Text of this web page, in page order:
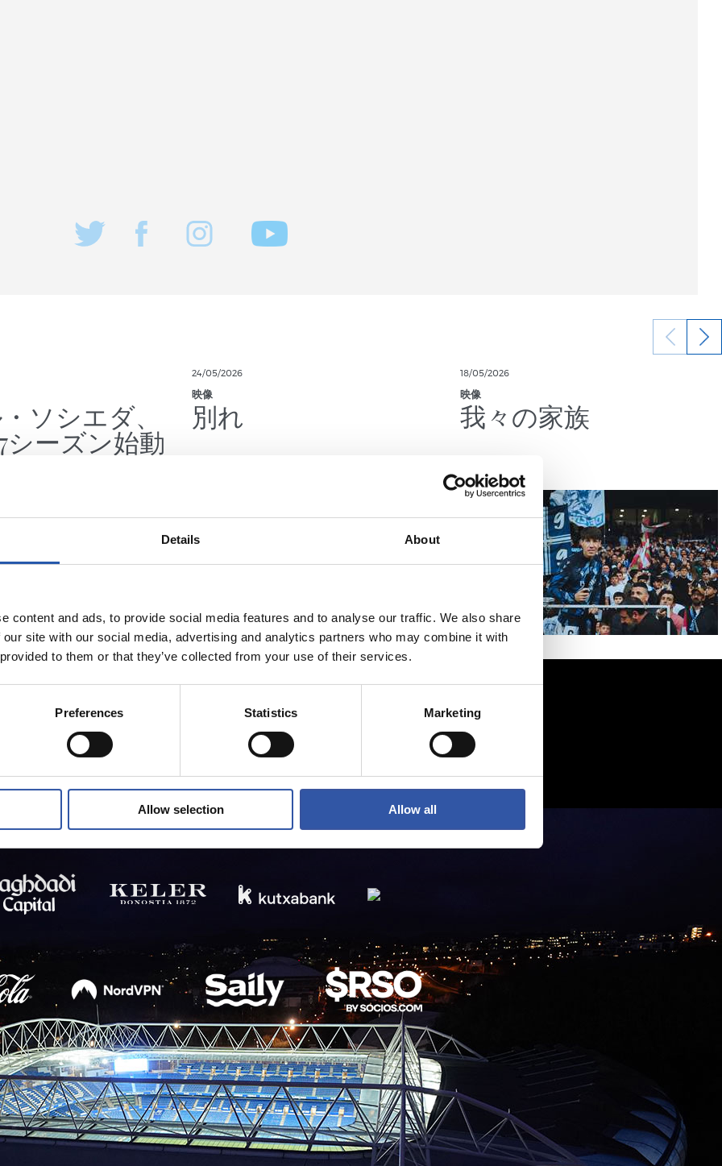
Details About
content and ads, to provide social media features and to analyse our traffic. We also share
site with our social media, advertising and analytics partners who may combine it with
to them or that they’ve collected from your use of their services.
Preferences Statistics Marketing
Allow selection Allow all
ソシエダ、
シーズン始動
24/05/2026
映像
別れ
18/05/2026
映像
我々の家族